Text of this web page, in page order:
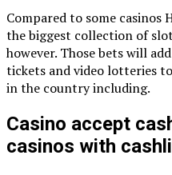
Compared to some casinos
the biggest collection of
however. Those bets will
tickets and video lotteries
in the country including.
Casino accept
casinos with